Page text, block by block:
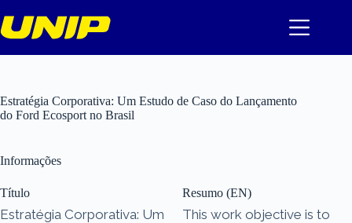
para
o
Estratégia Corporativa: Um Estudo de Caso do Lançamento
do Ford Ecosport no Brasil
Informações
Título
Estratégia Corporativa: Um
Resumo (EN)
This work objective is to